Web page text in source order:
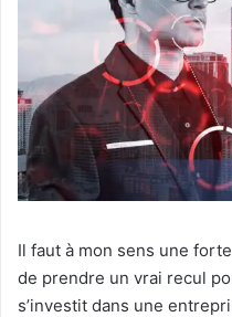
Il faut à mon sens une
de prendre un vrai recul
s’investit dans une